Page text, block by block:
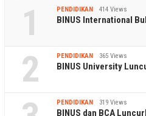
1 PENDIDIKAN 414 Views
BINUS International
2 PENDIDIKAN 365 Views
BINUS University
PENDIDIKAN 319 Views
BINUS dan BCA